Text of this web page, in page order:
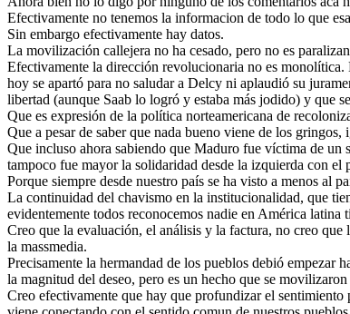
Efectivamente no tenemos la informacion de todo lo que
Sin embargo efectivamente hay datos.
La movilización callejera no ha cesado, pero no es
Efectivamente la dirección revolucionaria no es
hoy se apartó para no saludar a Delcy ni aplaudió su
libertad (aunque Saab lo logró y estaba más jodido) y que
Que es expresión de la política norteamericana de
Que a pesar de saber que nada bueno viene de los
Que incluso ahora sabiendo que Maduro fue víctima de un
tampoco fue mayor la solidaridad desde la izquierda con el
Porque siempre desde nuestro país se ha visto a menos al
La continuidad del chavismo en la institucionalidad, que
evidentemente todos reconocemos nadie en América
Creo que la evaluación, el análisis y la factura, no creo que
la massmedia.
Precisamente la hermandad de los pueblos debió empezar
la magnitud del deseo, pero es un hecho que se
Creo efectivamente que hay que profundizar el